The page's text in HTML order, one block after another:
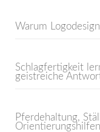
Warum
Schlagfertigkeit
geistreiche
Pferdehaltung,